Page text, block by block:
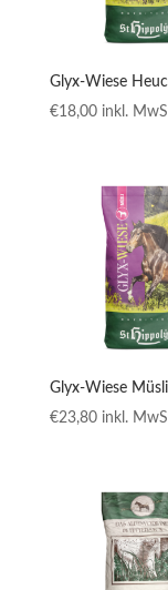
Glyx-Wiese
€18,00 inkl.
Glyx-Wiese Müsli
€23,80 inkl.